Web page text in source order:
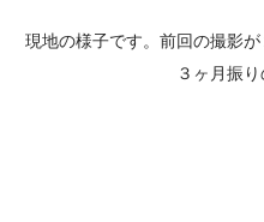
現地の様子です。前回の撮影
３ヶ月振り